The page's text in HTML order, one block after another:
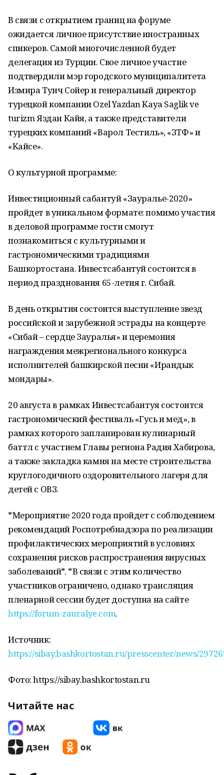
В связи с открытием границ на форуме
ожидается личное присутствие иностранных
спикеров. Самой многочисленной будет
делегация из Турции. Свое личное участие
подтвердили мэр городского муниципалитета
Измира Тунч Сойер и генеральный директор
турецкой компании Ozel Yazdan Kaya Saglik ve
turizm Яздан Кайя, а также представители
турецких компаний «Варол Тестиль», «ЗТФ» и
«Кайсе».
О культурной программе:
Инвестиционный сабантуй «Зауралье-2020»
пройдет в уникальном формате: помимо участия
в деловой программе гости смогут
познакомиться с культурными и
гастрономическими традициями
Башкортостана. Инвестсабантуй состоится в
период празднования 65-летия г. Сибай.
В день открытия состоится выступление звезд
российской и зарубежной эстрады на концерте
«Сибай – сердце Зауралья» и церемония
награждения межрегионального конкурса
исполнителей башкирской песни «Ирандык
мондары».
20 августа в рамках Инвестсабантуя состоится
гастрономический фестиваль «Гусь и мед», в
рамках которого запланирован кулинарный
баттл с участием Главы региона Радия Хабирова,
а также закладка камня на месте строительства
круглогодичного оздоровительного лагеря для
детей с ОВЗ.
*Мероприятие 2020 года пройдет с соблюдением
рекомендаций Роспотребнадзора по реализации
профилактических мероприятий в условиях
сохранения рисков распространения вирусных
заболеваний*. *В связи с этим количество
участников ограничено, однако трансляция
пленарной сессии будет доступна на сайте
https://forum-zauralye.com.
Источник:
https://sibay.bashkortostan.ru/presscenter/news/
Фото: https://sibay.bashkortostan.ru
Читайте нас